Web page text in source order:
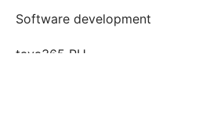
Software development
taya365 PH